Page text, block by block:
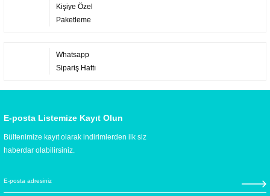
Kişiye Özel
Paketleme
Whatsapp
Sipariş Hattı
E-posta Listemize Kayıt Olun
Bültenimize kayıt olarak indirimlerden ilk siz
haberdar olabilirsiniz.